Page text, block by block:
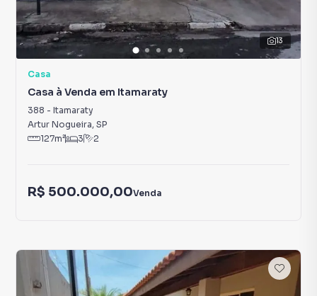
13
Casa
Casa à Venda em Itamaraty
388 - Itamaraty
Artur Nogueira, SP
127m² 3 2
R$ 500.000,00Venda